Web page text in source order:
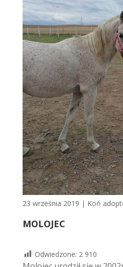
23 września 2019 | Koń
MOLOJEC
Odwiedzone: 2 910